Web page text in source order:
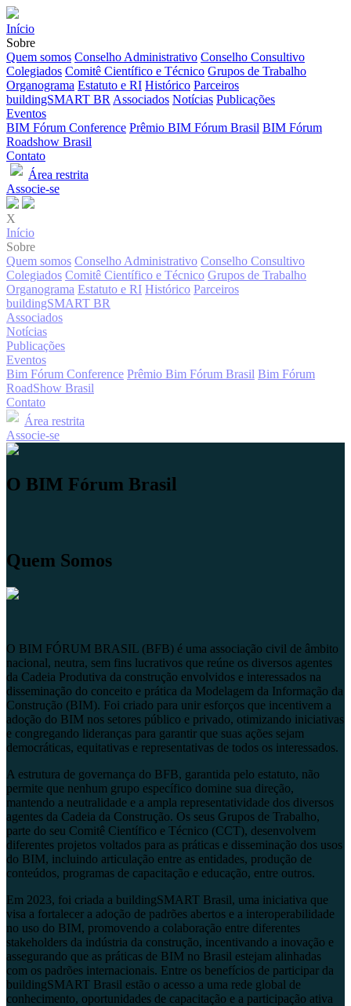
Início
Sobre
Quem somos Conselho Administrativo Conselho Consultivo
Colegiados Comitê Científico e Técnico Grupos de Trabalho
Organograma Estatuto e RI Histórico Parceiros
buildingSMART BR Associados Notícias Publicações
Eventos
BIM Fórum Conference Prêmio BIM Fórum Brasil BIM Fórum
Roadshow Brasil
Contato
Área restrita
Associe-se
X
Início
Sobre
Quem somos Conselho Administrativo Conselho Consultivo
Colegiados Comitê Científico e Técnico Grupos de Trabalho
Organograma Estatuto e RI Histórico Parceiros
buildingSMART BR
Associados
Notícias
Publicações
Eventos
Bim Fórum Conference Prêmio Bim Fórum Brasil Bim Fórum
RoadShow Brasil
Contato
Área restrita
Associe-se
O BIM Fórum Brasil
Quem Somos
O BIM FÓRUM BRASIL (BFB) é uma associação civil de âmbito
nacional, neutra, sem fins lucrativos que reúne os diversos agentes
da Cadeia Produtiva da construção envolvidos e interessados na
disseminação do conceito e prática da Modelagem da Informação da
Construção (BIM). Foi criado para unir esforços que incentivem a
adoção do BIM nos setores público e privado, otimizando iniciativas
e congregando lideranças para garantir que suas ações sejam
democráticas, equitativas e representativas de todos os interessados.
A estrutura de governança do BFB, garantida pelo estatuto, não
permite que nenhum grupo específico domine sua direção,
mantendo a neutralidade e a ampla representatividade dos diversos
agentes da Cadeia da Construção. Os seus Grupos de Trabalho,
parte do seu Comitê Científico e Técnico (CCT), desenvolvem
diferentes projetos voltados para as práticas e disseminação dos usos
do BIM, incluindo articulação entre as entidades, produção de
conteúdos, programas de capacitação e educação, entre outros.
Em 2023, foi criada a buildingSMART Brasil, uma iniciativa que
visa a fortalecer a adoção de padrões abertos e a interoperabilidade
no uso do BIM, promovendo a colaboração entre diferentes
stakeholders da indústria da construção, incentivando a inovação e
assegurando que as práticas de BIM no Brasil estejam alinhadas
com os padrões internacionais. Entre os benefícios de participar da
buildingSMART Brasil estão o acesso a uma rede global de
conhecimento, oportunidades de capacitação e a participação ativa